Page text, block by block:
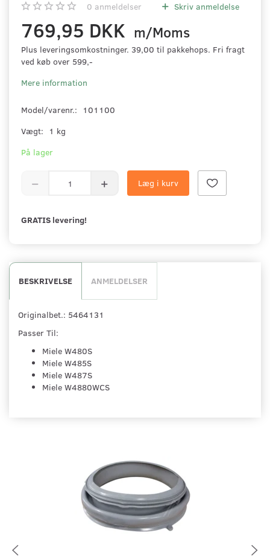
0 anmeldelser Skriv anmeldelse
769,95 DKK m/Moms
Plus leveringsomkostninger. 39,00 til pakkehops. Fri fragt
ved køb over 599,-
Mere information
Model/varenr.:
101100
Vægt:
1 kg
På lager
Læg i kurv
GRATIS levering!
BESKRIVELSE ANMELDELSER
Originalbet.: 5464131
Passer Til:
Miele W480S
Miele W485S
Miele W487S
Miele W4880WCS